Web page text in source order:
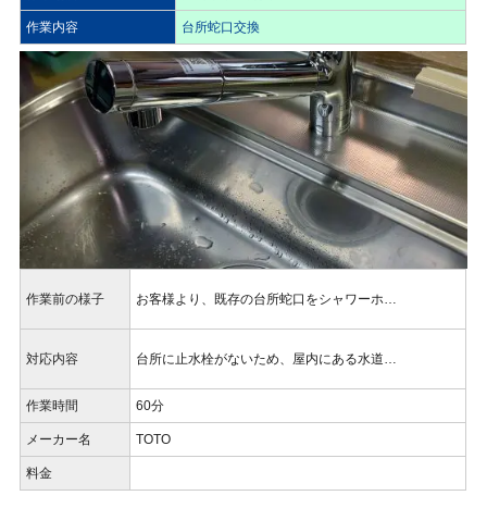
作業内容 台所蛇口交換
作業前の様子 お客様より、既存の台所蛇口をシャワーホ…
対応内容 台所に止水栓がないため、屋内にある水道…
作業時間 60分
メーカー名 TOTO
料金